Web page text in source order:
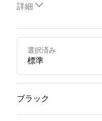
詳細
選択済み
標準
ブラック